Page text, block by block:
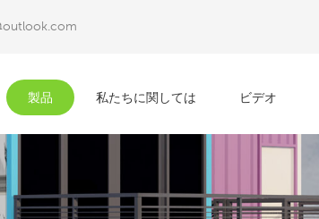
製品 私たちに関しては ビデオ